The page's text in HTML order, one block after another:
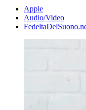
Apple
Audio/Video